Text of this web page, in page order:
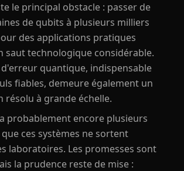
le principal obstacle : passer de
de qubits à plusieurs milliers
des applications pratiques
saut technologique considérable.
quantique, indispensable
fiables, demeure également un
résolu à grande échelle.
probablement encore plusieurs
ces systèmes ne sortent
laboratoires. Les promesses sont
la prudence reste de mise :